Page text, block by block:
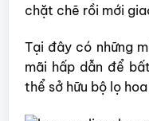
chặt chẽ rồi mới
Tại đây có những
mãi hấp dẫn để
thể sở hữu bộ lọ